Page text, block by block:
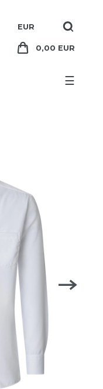
EUR
0,00 EUR
☰